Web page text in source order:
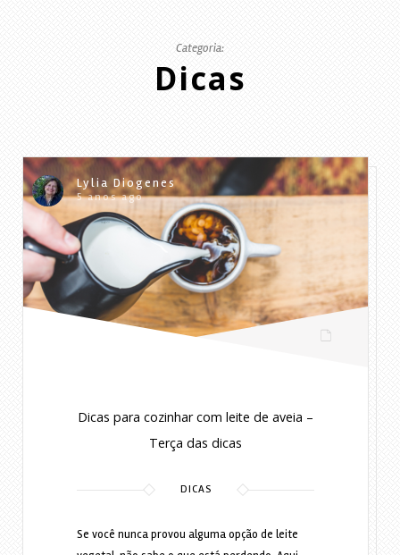
Categoria:
Dicas
Lylia Diogenes
5 anos ago
Dicas para cozinhar com leite de aveia –
Terça das dicas
DICAS
Se você nunca provou alguma opção de leite